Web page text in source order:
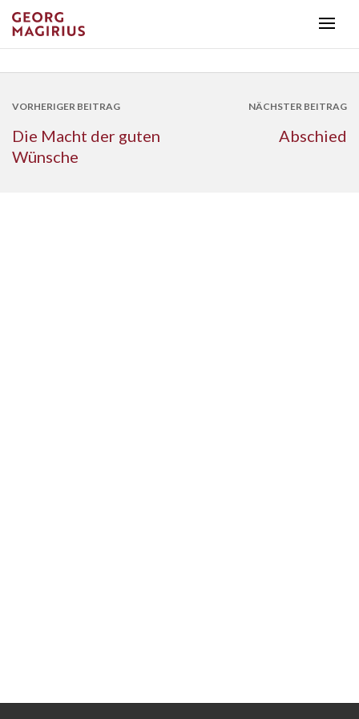
VORHERIGER BEITRAG
Die Macht der guten
Wünsche
NÄCHSTER BEITRAG
Abschied